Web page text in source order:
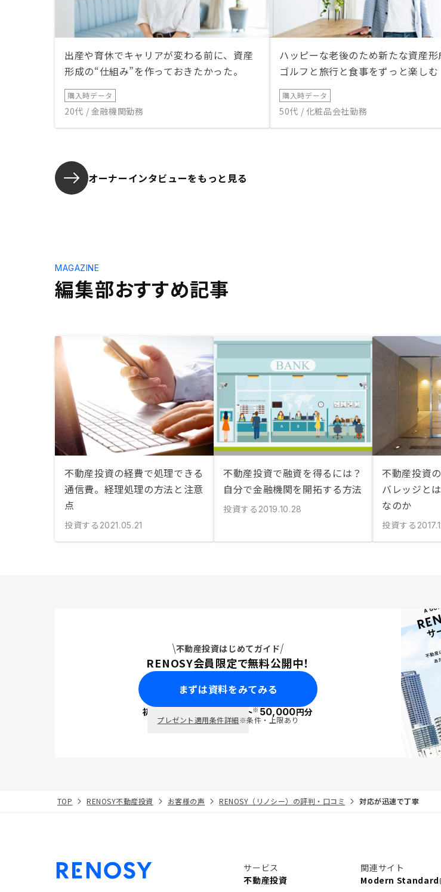
出産や育休でキャリアが変わる前に、資産
形成の“仕組み”を作っておきたかった。
購入時データ
20代 / 金融機関勤務
ハッピーな老後のため新たな資産形
ゴルフと旅行と食事をずっと楽しむ
購入時データ
50代 / 化粧品会社勤務
オーナーインタビューをもっと見る
編集部おすすめ記事
MAGAZINE
不動産投資の経費で処理できる
通信費。経理処理の方法と注意
点
投資する 2021.05.21
不動産投資で融資を得るには？
自分で金融機関を開拓する方法
投資する 2019.10.28
不動産投資
バレッジと
なのか
投資する
不動産投資はじめてガイド
RENOSY会員限定で無料公開中！
まずは資料をみてみる
初回面談で ポイント※50,000円分
プレゼント適用条件詳細※条件・上限あり
TOP RENOSY不動産投資 お客様の声 RENOSY（リノシー）の評判・口コミ 対応が迅速で丁寧
サービス
不動産投資
関連サイト
Modern Standard